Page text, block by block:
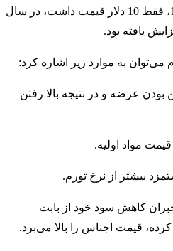
بنابراین کالایی که در سال 1973، فقط 10 دلار قیمت داشت، در سال
به موارد زیر اشاره کرد:
بودن عرضه و در نتیجه بالا رفتن
برای جبران کاهش سود خود از بابت
قیمت اجناس را بالا می‌برد.